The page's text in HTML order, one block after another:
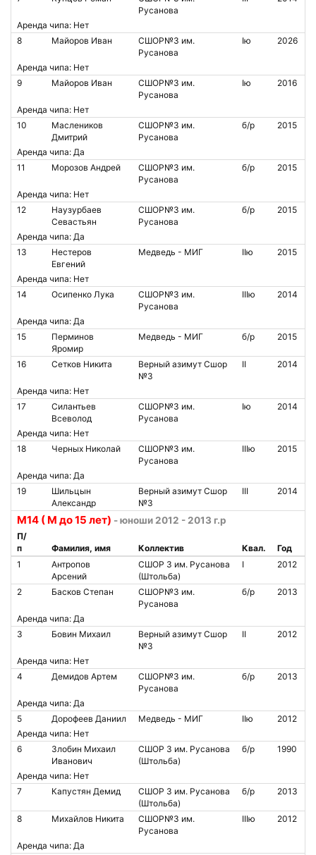
Русанова
Аренда чипа: Нет
8
Майоров Иван
СШОР№3 им.
Русанова
Iю 2026
Аренда чипа: Нет
9
Майоров Иван
СШОР№3 им.
Русанова
Iю 2016
Аренда чипа: Нет
10
Маслеников
Дмитрий
СШОР№3 им.
Русанова
б/р 2015
Аренда чипа: Да
11
Морозов Андрей
СШОР№3 им.
Русанова
б/р 2015
Аренда чипа: Нет
12
Наузурбаев
Севастьян
СШОР№3 им.
Русанова
б/р 2015
Аренда чипа: Да
13
Нестеров
Евгений
Медведь - МИГ IIю 2015
Аренда чипа: Нет
14
Осипенко Лука
СШОР№3 им.
Русанова
IIIю 2014
Аренда чипа: Да
15
Перминов
Яромир
Медведь - МИГ б/р 2015
16 Сетков Никита
Верный азимут Сшор
№3
II 2014
Аренда чипа: Нет
17
Силантьев
Всеволод
СШОР№3 им.
Русанова
Iю 2014
Аренда чипа: Нет
18
Черных Николай
СШОР№3 им.
Русанова
IIIю 2015
Аренда чипа: Да
19
Шильцын
Александр
Верный азимут Сшор
№3
III 2014
М14 ( М до 15 лет) - юноши 2012 - 2013 г.р
П/
п
Фамилия, имя Коллектив Квал.
Год
1
Антропов
Арсений
СШОР 3 им. Русанова
(Штольба)
I 2012
2 Басков Степан
СШОР№3 им.
Русанова
б/р 2013
Аренда чипа: Да
3
Бовин Михаил
Верный азимут Сшор
№3
II 2012
Аренда чипа: Нет
4
Демидов Артем
СШОР№3 им.
Русанова
б/р 2013
Аренда чипа: Да
5
Дорофеев Даниил Медведь - МИГ IIю
2012
Аренда чипа: Нет
6
Злобин Михаил
Иванович
СШОР 3 им. Русанова
(Штольба)
б/р 1990
Аренда чипа: Нет
7
Капустян Демид
СШОР 3 им. Русанова
(Штольба)
б/р 2013
8 Михайлов Никита
СШОР№3 им.
Русанова
IIIю 2012
Аренда чипа: Да